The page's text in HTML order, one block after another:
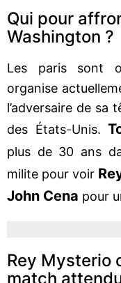
Qui pour
Washington ?
Les paris sont
organise
l’adversaire de sa
des États-Unis.
plus de 30 ans
milite pour voir
John Cena pour
Rey Mysterio
match